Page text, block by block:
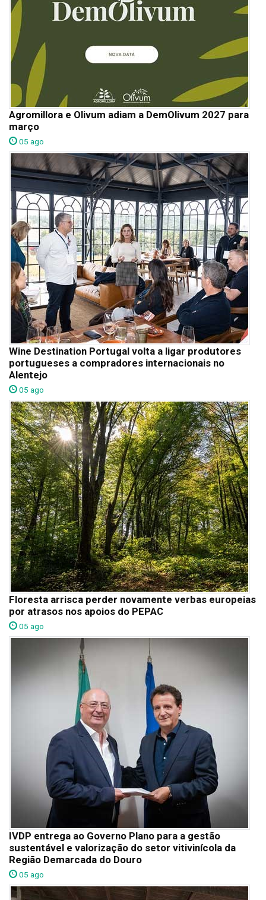
Agromillora e Olivum adiam a DemOlivum 2027 para
março
05 ago
Wine Destination Portugal volta a ligar produtores
portugueses a compradores internacionais no
Alentejo
05 ago
Floresta arrisca perder novamente verbas europeias
por atrasos nos apoios do PEPAC
05 ago
IVDP entrega ao Governo Plano para a gestão
sustentável e valorização do setor vitivinícola da
Região Demarcada do Douro
05 ago